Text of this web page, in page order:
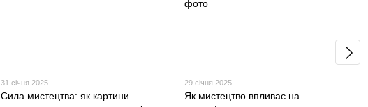
31 січня 2025
Сила мистецтва: як картини
29 січня 2025
Як мистецтво впливає на